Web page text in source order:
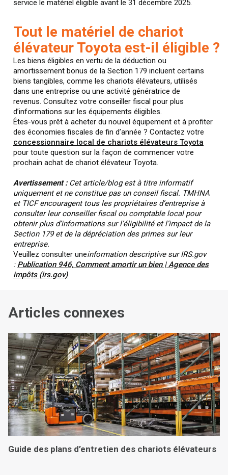
service le matériel éligible avant le 31 décembre 2025.
Tout le matériel de chariot
élévateur Toyota est-il éligible ?
Les biens éligibles en vertu de la déduction ou
amortissement bonus de la Section 179 incluent certains
biens tangibles, comme les chariots élévateurs, utilisés
dans une entreprise ou une activité génératrice de
revenus. Consultez votre conseiller fiscal pour plus
d’informations sur les équipements éligibles.
Êtes-vous prêt à acheter du nouvel équipement et à profiter
des économies fiscales de fin d’année ? Contactez votre
concessionnaire local de chariots élévateurs Toyota
pour toute question sur la façon de commencer votre
prochain achat de chariot élévateur Toyota.
Avertissement : Cet article/blog est à titre informatif
uniquement et ne constitue pas un conseil fiscal. TMHNA
et TICF encouragent tous les propriétaires d’entreprise à
consulter leur conseiller fiscal ou comptable local pour
obtenir plus d’informations sur l’éligibilité et l’impact de la
Section 179 et de la dépréciation des primes sur leur
entreprise.
Veuillez consulter uneinformation descriptive sur IRS.gov
: Publication 946, Comment amortir un bien | Agence des
impôts (irs.gov)
Articles connexes
Guide des plans d’entretien des chariots élévateurs